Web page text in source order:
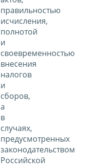
правильностью
исчисления,
полнотой
и
своевременностью
внесения
налогов
и
сборов,
а
в
случаях,
предусмотренных
законодательством
Российской